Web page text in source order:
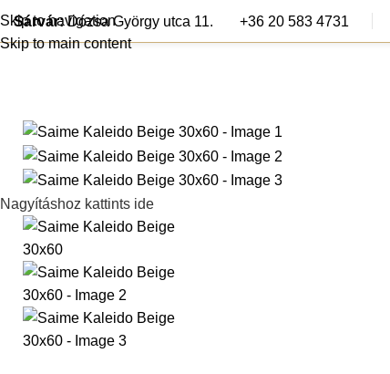
Skip to navigation
Skip to main content
Sárvár:Dózsa György utca 11. +36 20 583 4731
Nagyításhoz kattints ide